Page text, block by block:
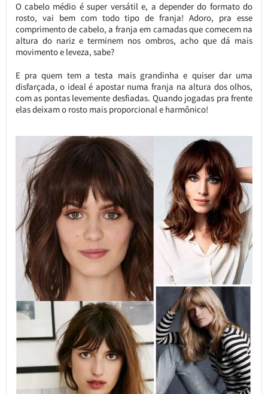
O cabelo médio é super versátil e, a depender do formato do
rosto, vai bem com todo tipo de franja! Adoro, pra esse
comprimento de cabelo, a franja em camadas que comecem na
altura do nariz e terminem nos ombros, acho que dá mais
movimento e leveza, sabe?
E pra quem tem a testa mais grandinha e quiser dar uma
disfarçada, o ideal é apostar numa franja na altura dos olhos,
com as pontas levemente desfiadas. Quando jogadas pra frente
elas deixam o rosto mais proporcional e harmônico!